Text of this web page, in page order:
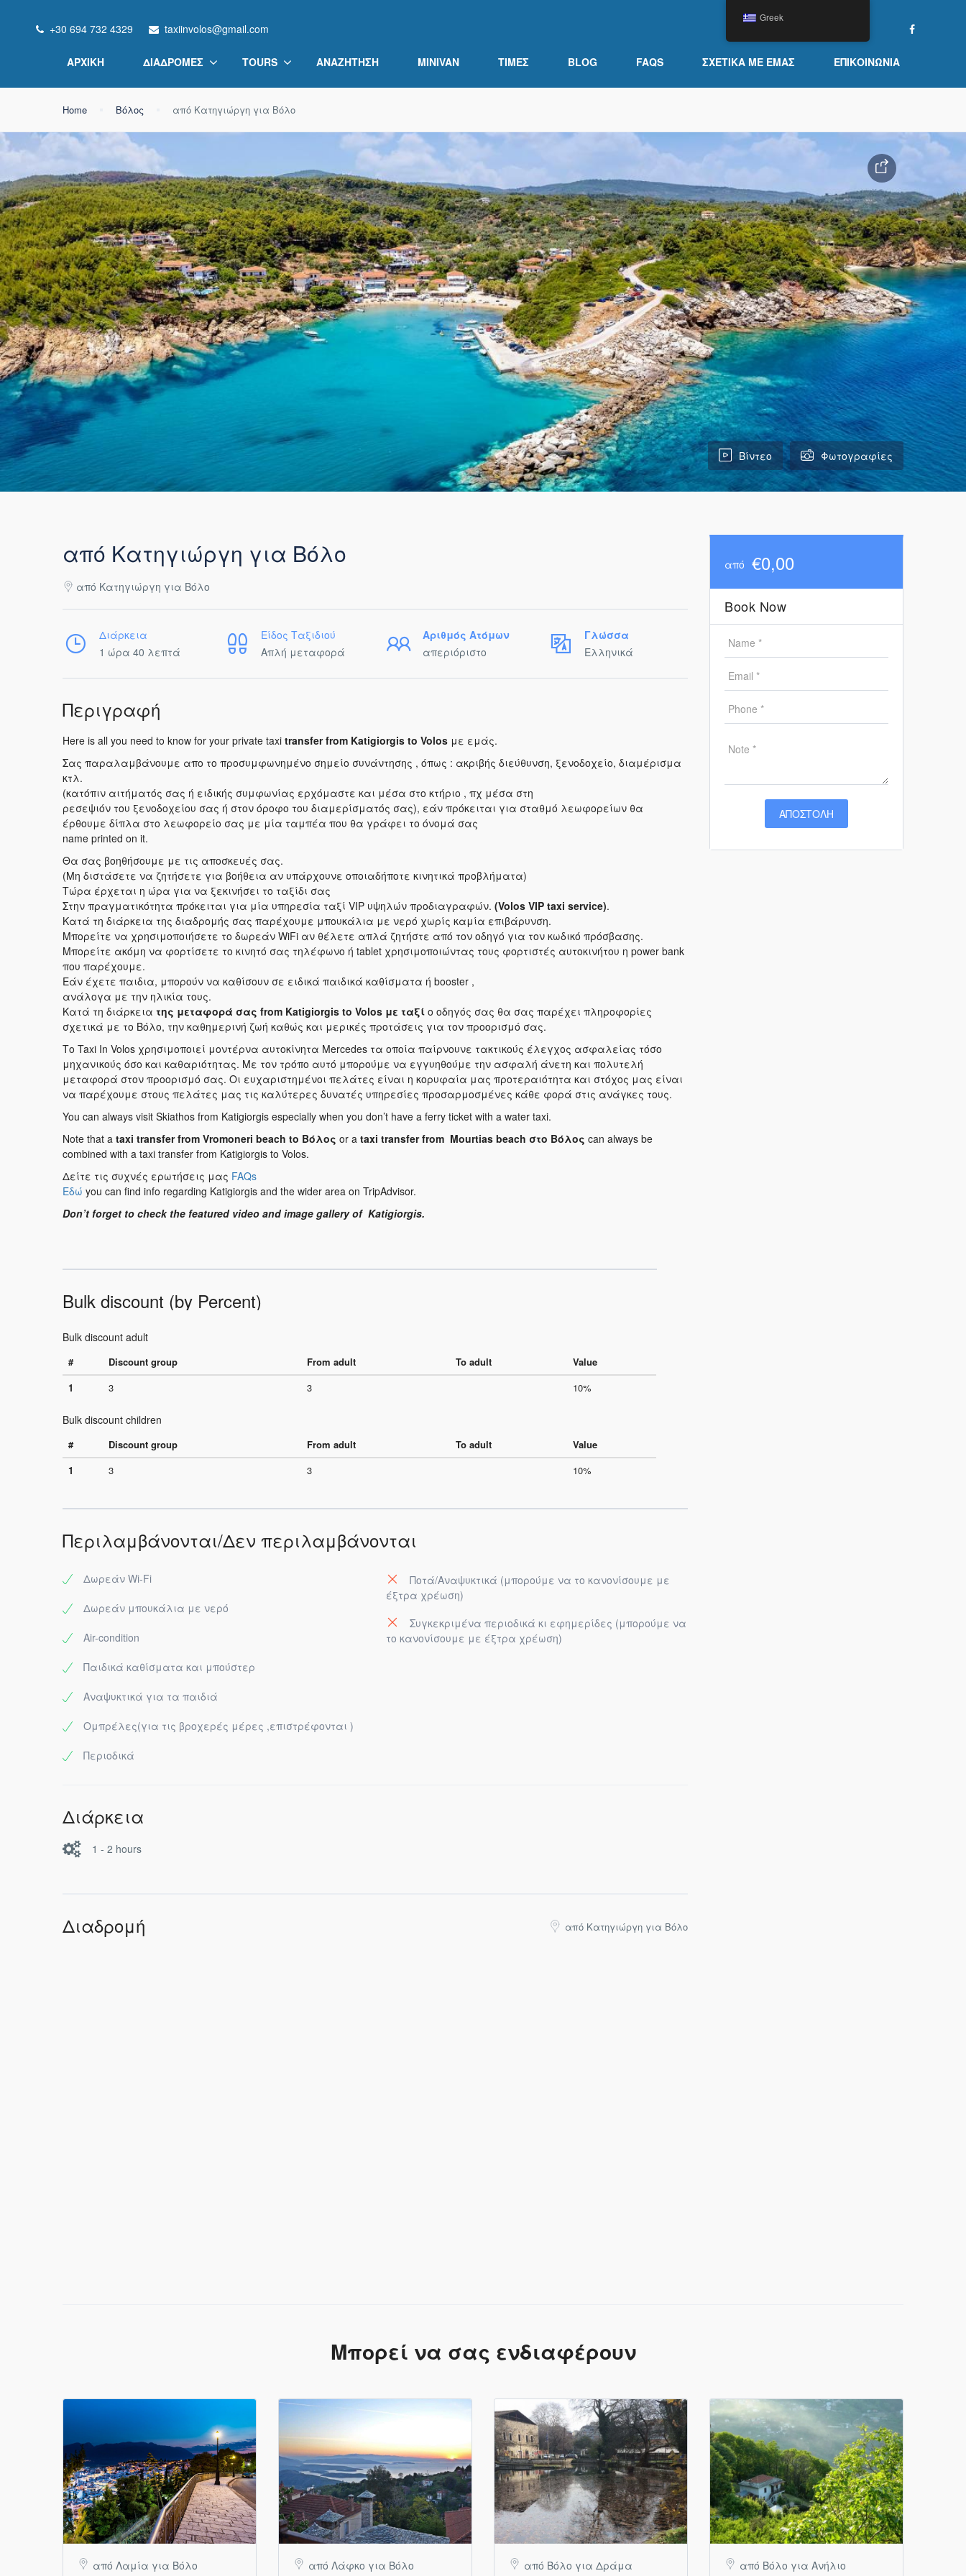
+30 694 732 4329 taxiinvolos@gmail.com
ΑΡΧΙΚΉ ΔΙΑΔΡΟΜΈΣ TOURS ΑΝΑΖΉΤΗΣΗ MINIVAN ΤΙΜΕΣ BLOG FAQS ΣΧΕΤΙΚΆ ΜΕ ΕΜΆΣ ΕΠΙΚΟΙΝΩΝΊΑ
Home Βόλος από Κατηγιώργη για Βόλο
Βίντεο Φωτογραφίες
από Κατηγιώργη για Βόλο
από Κατηγιώργη για Βόλο
Διάρκεια
1 ώρα 40 λεπτά
Είδος Ταξιδιού
Απλή μεταφορά
Αριθμός Ατόμων
απεριόριστο
Γλώσσα
Ελληνικά
Περιγραφή
Here is all you need to know for your private taxi transfer from Katigiorgis to Volos με εμάς.
Σας παραλαμβάνουμε απο το προσυμφωνημένο σημείο συνάντησης , όπως : ακριβής διεύθυνση, ξενοδοχείο, διαμέρισμα
κτλ.
(κατόπιν αιτήματός σας ή ειδικής συμφωνίας ερχόμαστε και μέσα στο κτήριο , πχ μέσα στη
ρεσεψιόν του ξενοδοχείου σας ή στον όροφο του διαμερίσματός σας), εάν πρόκειται για σταθμό λεωφορείων θα
έρθουμε δίπλα στο λεωφορείο σας με μία ταμπέα που θα γράφει το όνομά σας
name printed on it.
Θα σας βοηθήσουμε με τις αποσκευές σας.
(Μη διστάσετε να ζητήσετε για βοήθεια αν υπάρχουνε οποιαδήποτε κινητικά προβλήματα)
Τώρα έρχεται η ώρα για να ξεκινήσει το ταξίδι σας
Στην πραγματικότητα πρόκειται για μία υπηρεσία ταξί VIP υψηλών προδιαγραφών. (Volos VIP taxi service).
Κατά τη διάρκεια της διαδρομής σας παρέχουμε μπουκάλια με νερό χωρίς καμία επιβάρυνση.
Μπορείτε να χρησιμοποιήσετε το δωρεάν WiFi αν θέλετε απλά ζητήστε από τον οδηγό για τον κωδικό πρόσβασης.
Μπορείτε ακόμη να φορτίσετε το κινητό σας τηλέφωνο ή tablet χρησιμοποιώντας τους φορτιστές αυτοκινήτου η power bank
που παρέχουμε.
Εάν έχετε παιδια, μπορούν να καθίσουν σε ειδικά παιδικά καθίσματα ή booster ,
ανάλογα με την ηλικία τους.
Κατά τη διάρκεια της μεταφορά σας from Katigiorgis to Volos με ταξί ο οδηγός σας θα σας παρέχει πληροφορίες
σχετικά με το Βόλο, την καθημερινή ζωή καθώς και μερικές προτάσεις για τον προορισμό σας.
Το Taxi In Volos χρησιμοποιεί μοντέρνα αυτοκίνητα Mercedes τα οποία παίρνουνε τακτικούς έλεγχος ασφαλείας τόσο
μηχανικούς όσο και καθαριότητας. Με τον τρόπο αυτό μπορούμε να εγγυηθούμε την ασφαλή άνετη και πολυτελή
μεταφορά στον προορισμό σας. Οι ευχαριστημένοι πελάτες είναι η κορυφαία μας προτεραιότητα και στόχος μας είναι
να παρέχουμε στους πελάτες μας τις καλύτερες δυνατές υπηρεσίες προσαρμοσμένες κάθε φορά στις ανάγκες τους.
You can always visit Skiathos from Katigiorgis especially when you don’t have a ferry ticket with a water taxi.
Note that a taxi transfer from Vromoneri beach to Βόλος or a taxi transfer from Mourtias beach στο Βόλος can always be
combined with a taxi transfer from Katigiorgis to Volos.
Δείτε τις συχνές ερωτήσεις μας FAQs
Εδώ you can find info regarding Katigiorgis and the wider area on TripAdvisor.
Don’t forget to check the featured video and image gallery of Katigiorgis.
Bulk discount (by Percent)
Bulk discount adult
# Discount group From adult To adult
Value
1
3 3 10%
Bulk discount children
# Discount group From adult To adult
Value
1
3 3 10%
Περιλαμβάνονται/Δεν περιλαμβάνονται
Δωρεάν Wi-Fi
Δωρεάν μπουκάλια με νερό
Air-condition
Παιδικά καθίσματα και μπούστερ
Αναψυκτικά για τα παιδιά
Ομπρέλες(για τις βροχερές μέρες ,επιστρέφονται )
Περιοδικά
Ποτά/Αναψυκτικά (μπορούμε να το κανονίσουμε με
έξτρα χρέωση)
Συγκεκριμένα περιοδικά κι εφημερίδες (μπορούμε να
το κανονίσουμε με έξτρα χρέωση)
Διάρκεια
1 - 2 hours
Διαδρομή από Κατηγιώργη για Βόλο
από €0,00
Μπορεί να σας ενδιαφέρουν
από Λαμία για Βόλο από Λάφκο για Βόλο από Βόλο για Δράμα από Βόλο για Ανήλιο
Greek